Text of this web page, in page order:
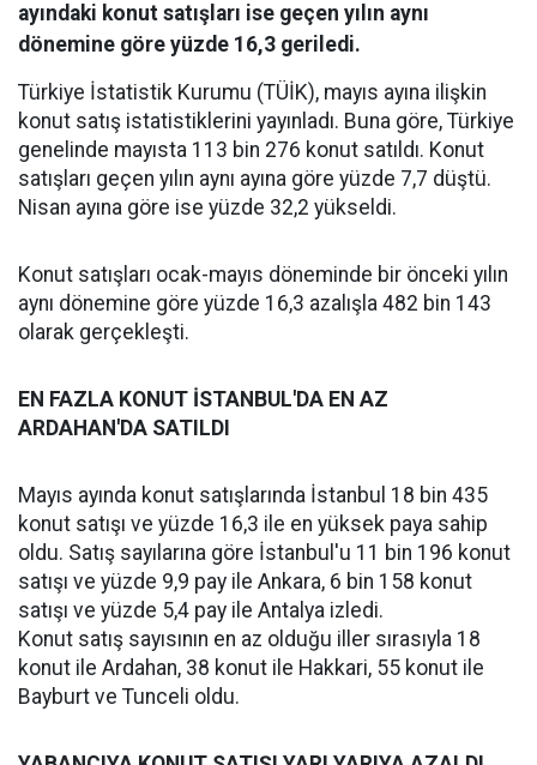
ayındaki konut satışları ise geçen yılın aynı
dönemine göre yüzde 16,3 geriledi.
Türkiye İstatistik Kurumu (TÜİK), mayıs ayına ilişkin
konut satış istatistiklerini yayınladı. Buna göre, Türkiye
genelinde mayısta 113 bin 276 konut satıldı. Konut
satışları geçen yılın aynı ayına göre yüzde 7,7 düştü.
Nisan ayına göre ise yüzde 32,2 yükseldi.
Konut satışları ocak-mayıs döneminde bir önceki yılın
aynı dönemine göre yüzde 16,3 azalışla 482 bin 143
olarak gerçekleşti.
EN FAZLA KONUT İSTANBUL'DA EN AZ
ARDAHAN'DA SATILDI
Mayıs ayında konut satışlarında İstanbul 18 bin 435
konut satışı ve yüzde 16,3 ile en yüksek paya sahip
oldu. Satış sayılarına göre İstanbul'u 11 bin 196 konut
satışı ve yüzde 9,9 pay ile Ankara, 6 bin 158 konut
satışı ve yüzde 5,4 pay ile Antalya izledi.
Konut satış sayısının en az olduğu iller sırasıyla 18
konut ile Ardahan, 38 konut ile Hakkari, 55 konut ile
Bayburt ve Tunceli oldu.